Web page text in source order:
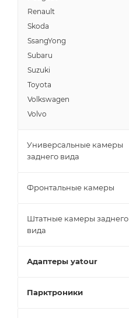
Renault
Skoda
SsangYong
Subaru
Suzuki
Toyota
Volkswagen
Volvo
Универсальные камеры
заднего вида
Фронтальные камеры
Штатные камеры заднего
вида
Адаптеры yatour
Парктроники